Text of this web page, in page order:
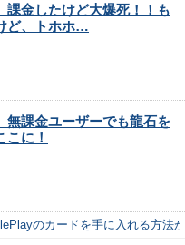
課金したけど大爆死！！も
ど、トホホ…
無課金ユーザーでも龍石を
こに！
のカードを手に入れる方法